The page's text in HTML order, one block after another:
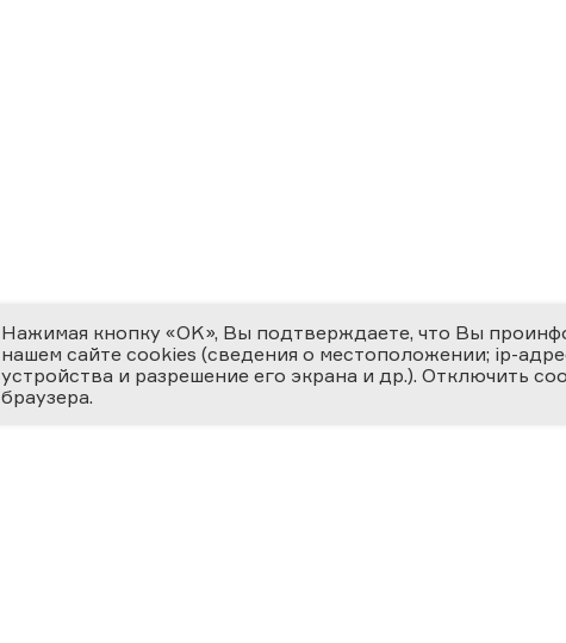
Нажимая кнопку «OK», Вы подтверждаете, что Вы
нашем сайте cookies (сведения о местоположении; ip-
устройства и разрешение его экрана и др.). Отключить
браузера.